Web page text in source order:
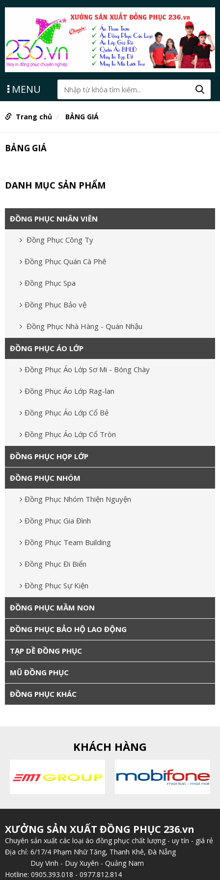
MENU
Trang chủ BẢNG GIÁ
BẢNG GIÁ
DANH MỤC SẢN PHẨM
ĐỒNG PHỤC NHÂN VIÊN
Đồng Phục Công Ty
Đồng Phục Quán Cà Phê
Đồng Phục Spa
Đồng Phục Bảo vệ
Đồng Phục Nhà Hàng - Quán Nhậu
ĐỒNG PHỤC ÁO LỚP
Đồng Phục Áo Lớp Sơ Mi - Bóng Chày
Đồng Phục Áo Lớp Rag-lan
Đồng Phục Áo Lớp Cổ Bẻ
Đồng Phục Áo Lớp Cổ Tròn
ĐỒNG PHỤC HỌP LỚP
ĐỒNG PHỤC NHÓM
Đồng Phục Nhóm Thiện Nguyện
Đồng Phục Gia Đình
Đồng Phục Team Building
Đồng Phục Đi Biển
Đồng Phục Sự Kiện
ĐỒNG PHỤC MẦM NON
ĐỒNG PHỤC BẢO HỘ LAO ĐỘNG
TẠP DỀ ĐỒNG PHỤC
MŨ ĐỒNG PHỤC
ĐỒNG PHỤC KHÁC
KHÁCH HÀNG
XƯỞNG SẢN XUẤT ĐỒNG PHỤC 236.vn
Chuyên sản xuất các loại áo đồng phục chất lượng - uy tín - giá rẻ
Địa chỉ: 6/17/4 Phạm Nhữ Tăng, Thanh Khê, Đà Nẵng
Duy Vinh - Duy Xuyên - Quảng Nam
Hotline: 0905.393.018 - 0977.812.814